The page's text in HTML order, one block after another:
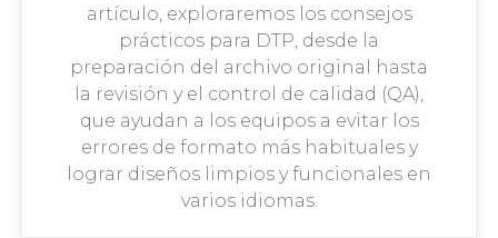
artículo, exploraremos los consejos
prácticos para DTP, desde la
preparación del archivo original hasta
la revisión y el control de calidad (QA),
que ayudan a los equipos a evitar los
errores de formato más habituales y
lograr diseños limpios y funcionales en
varios idiomas.